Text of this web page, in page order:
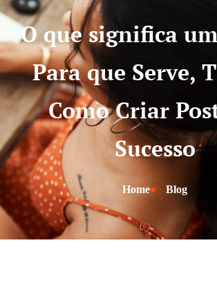
O que significa
Para que Serve,
Como Criar
Sucesso
Home Blog